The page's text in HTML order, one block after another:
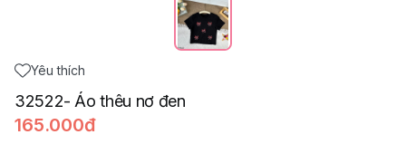
Yêu thích
32522- Áo thêu nơ đen
165.000đ